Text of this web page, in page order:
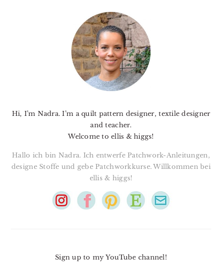
Hi, I’m Nadra. I’m a quilt pattern designer, textile designer
and teacher.
Welcome to ellis & higgs!
Hallo ich bin Nadra. Ich entwerfe Patchwork-Anleitungen,
designe Stoffe und gebe Patchworkkurse. Willkommen bei
ellis & higgs!
Sign up to my YouTube channel!